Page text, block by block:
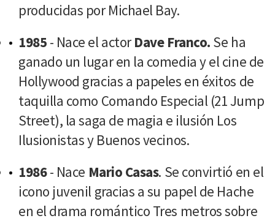
producidas por Michael Bay.
1985 - Nace el actorDave Franco. Se ha
ganado un lugar en la comedia y el cine de
Hollywood gracias a papeles en éxitos de
taquilla como Comando Especial (21 Jump
Street), la saga de magia e ilusión Los
Ilusionistas y Buenos vecinos.
1986- Nace Mario Casas. Se convirtió en el
icono juvenil gracias a su papel de Hache
en el drama romántico Tres metros sobre